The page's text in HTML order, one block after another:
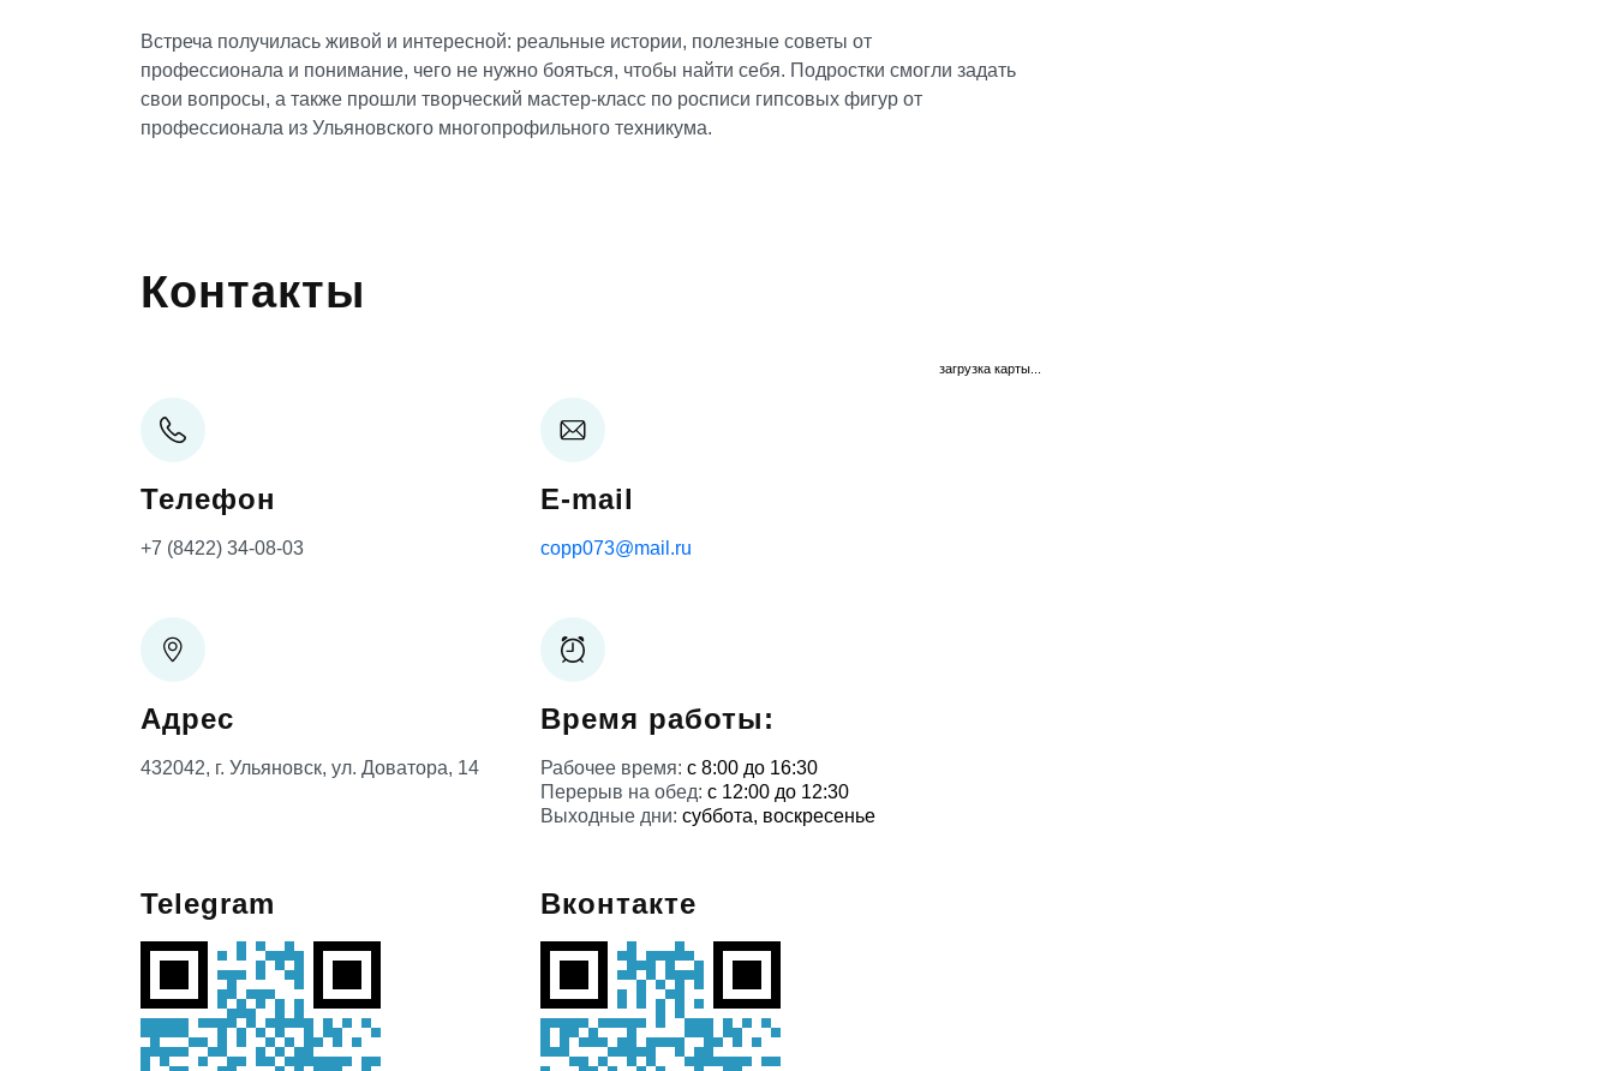
Встреча получилась живой и интересной: реальные истории, полезные советы от
профессионала и понимание, чего не нужно бояться, чтобы найти себя. Подростки смогли задать
свои вопросы, а также прошли творческий мастер-класс по росписи гипсовых фигур от
профессионала из Ульяновского многопрофильного техникума.
Контакты
Телефон
+7 (8422) 34-08-03
E-mail
copp073@mail.ru
Адрес
432042, г. Ульяновск, ул. Доватора, 14
Время работы:
Рабочее время: с 8:00 до 16:30
Перерыв на обед: с 12:00 до 12:30
Выходные дни: суббота, воскресенье
Telegram Вконтакте
загрузка карты...